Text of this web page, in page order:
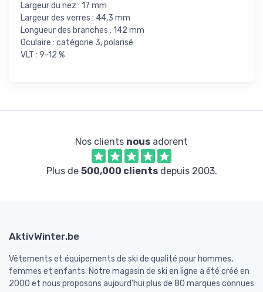
Largeur du nez : 17 mm
Largeur des verres : 44,3 mm
Longueur des branches : 142 mm
Oculaire : catégorie 3, polarisé
VLT : 9-12 %
Nos clients nous adorent
Plus de 500,000 clientsdepuis 2003.
AktivWinter.be
Vêtements et équipements de ski de qualité pour hommes,
femmes et enfants. Notre magasin de ski en ligne a été créé en
2000 et nous proposons aujourd'hui plus de 80 marques connues